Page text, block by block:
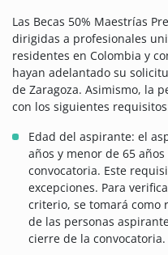
Las Becas 50% Maestrías
dirigidas a profesionales
residentes en Colombia y
hayan adelantado su
de Zaragoza. Asimismo, la
con los siguientes
Edad del aspirante: el
años y menor de 65
convocatoria. Este
excepciones. Para
criterio, se tomará como
de las personas
cierre de la convocatoria.